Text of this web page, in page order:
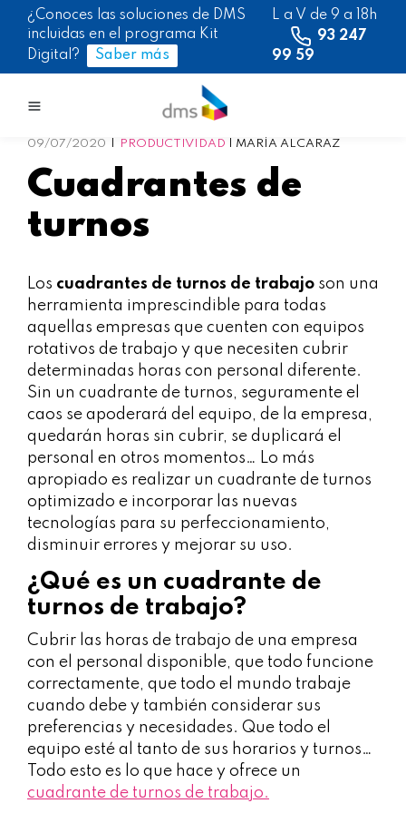
¿Conoces las soluciones de DMS
incluidas en el programa Kit
Digital?
Saber más
L a V de 9 a 18h
93 247
99 59
09/07/2020 PRODUCTIVIDAD MARÍA ALCARAZ
Cuadrantes de
turnos
Los cuadrantes de turnos de trabajo son una
herramienta imprescindible para todas
aquellas empresas que cuenten con equipos
rotativos de trabajo y que necesiten cubrir
determinadas horas con personal diferente.
Sin un cuadrante de turnos, seguramente el
caos se apoderará del equipo, de la empresa,
quedarán horas sin cubrir, se duplicará el
personal en otros momentos… Lo más
apropiado es realizar un cuadrante de turnos
optimizado e incorporar las nuevas
tecnologías para su perfeccionamiento,
disminuir errores y mejorar su uso.
¿Qué es un cuadrante de
turnos de trabajo?
Cubrir las horas de trabajo de una empresa
con el personal disponible, que todo funcione
correctamente, que todo el mundo trabaje
cuando debe y también considerar sus
preferencias y necesidades. Que todo el
equipo esté al tanto de sus horarios y turnos…
Todo esto es lo que hace y ofrece un
cuadrante de turnos de trabajo.